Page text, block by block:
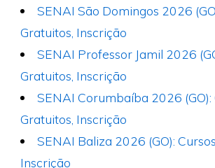
SENAI São Domingos 2026
Gratuitos, Inscrição
SENAI Professor Jamil 2026
Gratuitos, Inscrição
SENAI Corumbaíba 2026 (GO):
Gratuitos, Inscrição
SENAI Baliza 2026 (GO):
Inscrição